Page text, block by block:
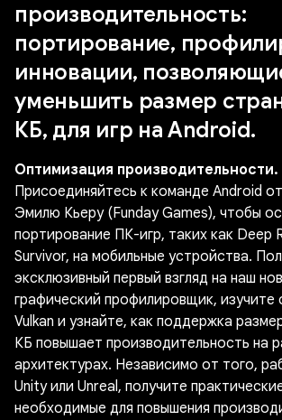
производительность:
портирование,
инновации,
уменьшить размер
КБ, для игр на Android.
Оптимизация производительности.
Присоединяйтесь к команде Android
Эмилю Кьеру (Funday Games), чтобы
портирование ПК-игр, таких как Deep
Survivor, на мобильные устройства.
эксклюзивный первый взгляд на наш
графический профилировщик, изучите
Vulkan и узнайте, как поддержка
КБ повышает производительность на
архитектурах. Независимо от того,
Unity или Unreal, получите
необходимые для повышения